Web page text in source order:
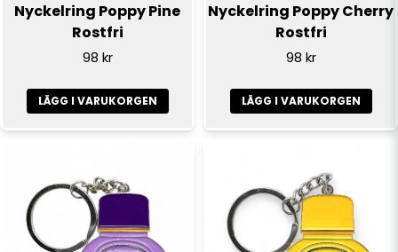
Skicka fråga
Nyckelring Poppy Pine
Rostfri
98 kr
LÄGG I VARUKORGEN
Nyckelring Poppy Cherry
Rostfri
98 kr
LÄGG I VARUKORGEN